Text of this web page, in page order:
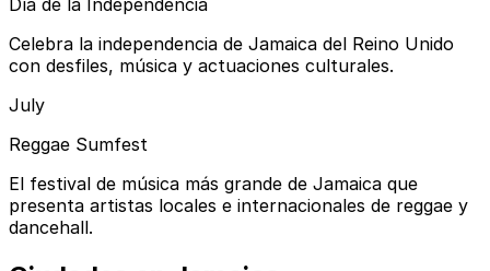
Celebra la independencia de Jamaica del Reino Unido
con desfiles, música y actuaciones culturales.
July
Reggae Sumfest
El festival de música más grande de Jamaica que
presenta artistas locales e internacionales de reggae y
dancehall.